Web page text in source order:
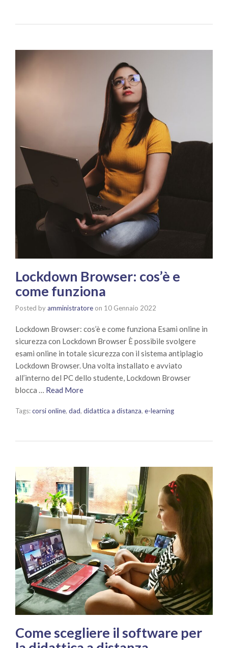
Lockdown Browser: cos’è e
come funziona
Posted byamministratore on 10 Gennaio 2022
Lockdown Browser: cos’è e come funziona Esami online in
sicurezza con Lockdown Browser È possibile svolgere
esami online in totale sicurezza con il sistema antiplagio
Lockdown Browser. Una volta installato e avviato
all’interno del PC dello studente, Lockdown Browser
blocca … Read More
Tags:corsi online, dad, didattica a distanza, e-learning
Come scegliere il software per